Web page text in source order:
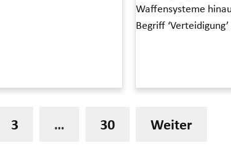
Waffensysteme
Begriff
3 … 30 Weiter